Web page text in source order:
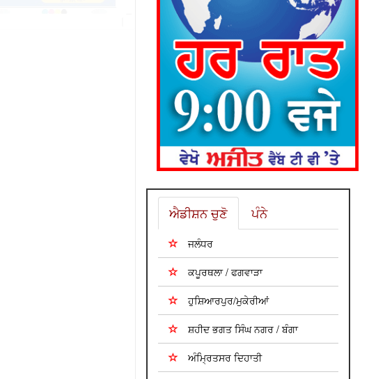
ਐਡੀਸ਼ਨ ਚੁਣੋ ਪੰਨੇ
ਜਲੰਧਰ
ਕਪੂਰਥਲਾ / ਫਗਵਾੜਾ
ਹੁਸ਼ਿਆਰਪੁਰ/ਮੁਕੇਰੀਆਂ
ਸ਼ਹੀਦ ਭਗਤ ਸਿੰਘ ਨਗਰ / ਬੰਗਾ
ਅੰਮ੍ਰਿਤਸਰ ਦਿਹਾਤੀ